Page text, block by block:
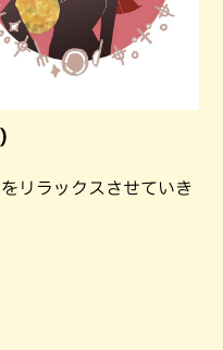
リラックスさせていき